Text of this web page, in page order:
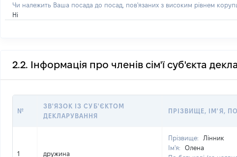
Чи належить Ваша посада до посад, пов'язаних з високим рівнем
Ні
2.2. Інформація про членів сім'ї суб'єкта
№
ЗВ'ЯЗОК ІЗ СУБ'ЄКТОМ
ДЕКЛАРУВАННЯ
ПРІЗВИЩЕ, ІМ'Я, ПО
1 дружина
Прізвище:
Лінник
Ім'я:
Олена